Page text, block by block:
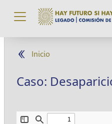
Pasar al contenido principal
Inicio
Caso: